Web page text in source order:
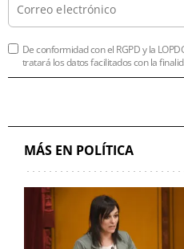
De conformidad con el RGPD y la
tratará los datos facilitados con la
MÁS EN POLÍTICA